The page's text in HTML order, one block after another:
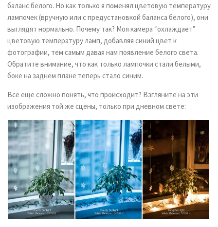
баланс белого. Но как только я поменял цветовую температуру
лампочек (вручную или с предустановкой баланса белого), они
выглядят нормально. Почему так? Моя камера “охлаждает”
цветовую температуру ламп, добавляя синий цвет к
фотографии, тем самым давая нам появление белого света.
Обратите внимание, что как только лампочки стали белыми,
боке на заднем плане теперь стало синим.
Все еще сложно понять, что происходит? Взгляните на эти
изображения той же сцены, только при дневном свете: